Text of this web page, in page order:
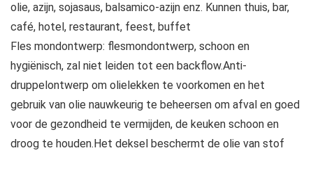
olie, azijn, sojasaus, balsamico-azijn enz. Kunnen thuis, bar,
café, hotel, restaurant, feest, buffet
Fles mondontwerp: flesmondontwerp, schoon en
hygiënisch, zal niet leiden tot een backflow.Anti-
druppelontwerp om olielekken te voorkomen en het
gebruik van olie nauwkeurig te beheersen om afval en goed
voor de gezondheid te vermijden, de keuken schoon en
droog te houden.Het deksel beschermt de olie van stof